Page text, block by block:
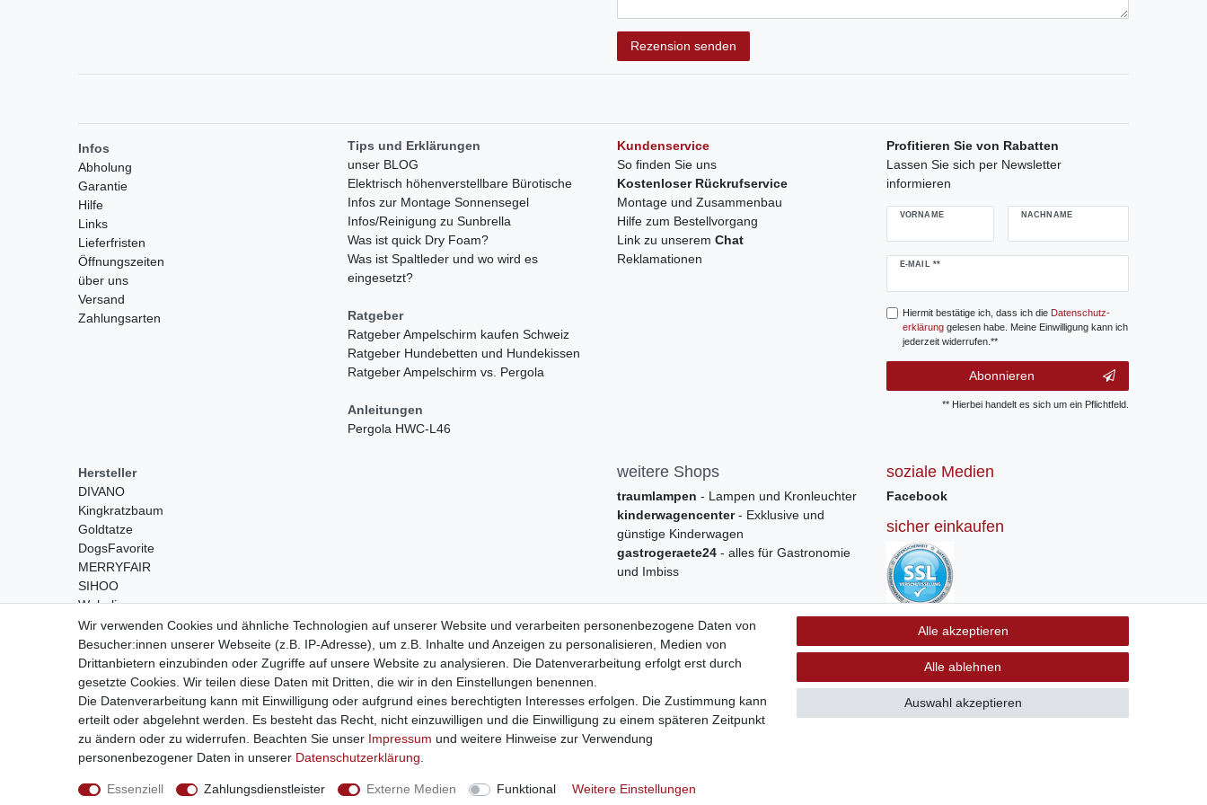
Rezension senden
Infos
Abholung
Garantie
Hilfe
Links
Lieferfristen
Öffnungszeiten
über uns
Versand
Zahlungsarten
Tips und Erklärungen
unser BLOG
Elektrisch höhenverstellbare Bürotische
Infos zur Montage Sonnensegel
Infos/Reinigung zu Sunbrella
Was ist quick Dry Foam?
Was ist Spaltleder und wo wird es
eingesetzt?
Ratgeber
Ratgeber Ampelschirm kaufen Schweiz
Ratgeber Hundebetten und Hundekissen
Ratgeber Ampelschirm vs. Pergola
Anleitungen
Pergola HWC-L46
Kundenservice
So finden Sie uns
Kostenloser Rückrufservice
Montage und Zusammenbau
Hilfe zum Bestellvorgang
Link zu unserem Chat
Reklamationen
Profitieren Sie von Rabatten
Lassen Sie sich per Newsletter
informieren
VORNAME NACHNAME
E-MAIL **
Newsletter
Hiermit bestätige ich, dass ich die Daten­schutz­
erklärunggelesen habe. Meine Einwilligung kann ich
jederzeit widerrufen.**
Abonnieren
** Hierbei handelt es sich um ein Pflichtfeld.
Hersteller
DIVANO
Kingkratzbaum
Goldtatze
DogsFavorite
MERRYFAIR
SIHOO
Wohnling
weitere Shops
traumlampen - Lampen und Kronleuchter
kinderwagencenter- Exklusive und
günstige Kinderwagen
gastrogeraete24 - alles für Gastronomie
und Imbiss
soziale Medien
Facebook
sicher einkaufen
Sichere Bestellung und Zahlung via SSL
Verschlüsselung
Wir verwenden Cookies und ähnliche Technologien auf unserer Website und verarbeiten personenbezogene Daten von
Besucher:innen unserer Webseite (z.B. IP-Adresse), um z.B. Inhalte und Anzeigen zu personalisieren, Medien von
Drittanbietern einzubinden oder Zugriffe auf unsere Website zu analysieren. Die Datenverarbeitung erfolgt erst durch
gesetzte Cookies. Wir teilen diese Daten mit Dritten, die wir in den Einstellungen benennen.
Die Datenverarbeitung kann mit Einwilligung oder aufgrund eines berechtigten Interesses erfolgen. Die Zustimmung kann
erteilt oder abgelehnt werden. Es besteht das Recht, nicht einzuwilligen und die Einwilligung zu einem späteren Zeitpunkt
zu ändern oder zu widerrufen. Beachten Sie unser Impressum und weitere Hinweise zur Verwendung
personenbezogener Daten in unserer Daten­schutz­erklärung
Essenziell Zahlungsdienstleister Externe Medien Funktional Weitere Einstellungen
Alle akzeptieren
Alle ablehnen
Auswahl akzeptieren
Widerrufs­recht
Widerrufs­formular Impressum Daten­schutz­erklärung
© Copyright 2026 | swisshandel24.ch | Firmensitz: 8598 Bottighofen, Schweiz | Hotline +41 56 534 72 67